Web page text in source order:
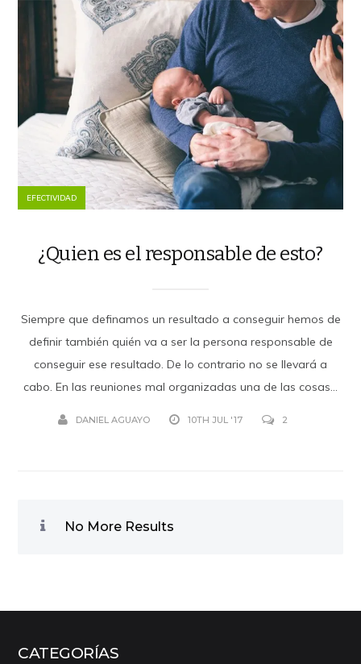
EFECTIVIDAD
¿Quien es el responsable de esto?
Siempre que definamos un resultado a conseguir hemos de
definir también quién va a ser la persona responsable de
conseguir ese resultado. De lo contrario no se llevará a
cabo. En las reuniones mal organizadas una de las cosas...
DANIEL AGUAYO 10TH JUL '17 2
No More Results
CATEGORÍAS